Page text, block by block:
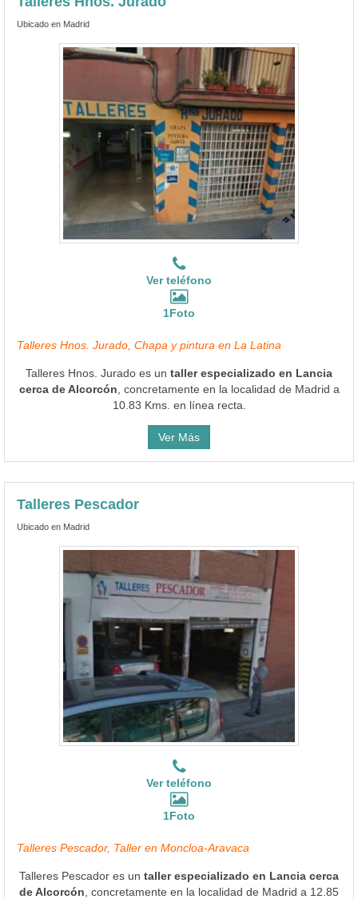
Ubicado en Madrid
Ver teléfono
1Foto
Talleres Hnos. Jurado, Chapa y pintura en La Latina
Talleres Hnos. Jurado es un taller especializado en Lancia
cerca de Alcorcón , concretamente en la localidad de Madrid a
10.83 Kms. en línea recta.
Ver Más
Talleres Pescador
Ubicado en Madrid
Ver teléfono
1Foto
Talleres Pescador, Taller en Moncloa-Aravaca
Talleres Pescador es un taller especializado en Lancia cerca
de Alcorcón , concretamente en la localidad de Madrid a 12.85